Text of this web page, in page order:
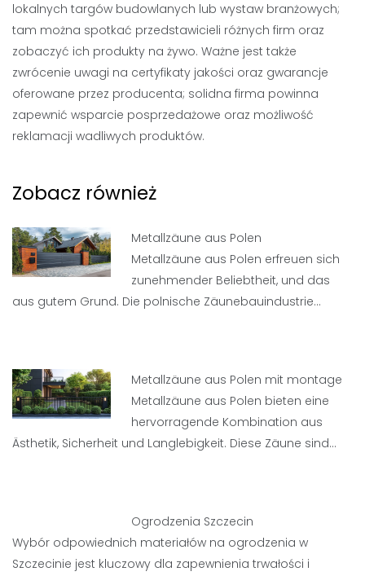
lokalnych targów budowlanych lub wystaw branżowych;
tam można spotkać przedstawicieli różnych firm oraz
zobaczyć ich produkty na żywo. Ważne jest także
zwrócenie uwagi na certyfikaty jakości oraz gwarancje
oferowane przez producenta; solidna firma powinna
zapewnić wsparcie posprzedażowe oraz możliwość
reklamacji wadliwych produktów.
Zobacz również
Metallzäune aus Polen
Metallzäune aus Polen erfreuen sich
zunehmender Beliebtheit, und das
aus gutem Grund. Die polnische Zäunebauindustrie…
Metallzäune aus Polen mit montage
Metallzäune aus Polen bieten eine
hervorragende Kombination aus
Ästhetik, Sicherheit und Langlebigkeit. Diese Zäune sind…
Ogrodzenia Szczecin
Wybór odpowiednich materiałów na ogrodzenia w
Szczecinie jest kluczowy dla zapewnienia trwałości i